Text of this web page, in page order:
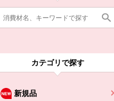
カテゴリで探す
新規品